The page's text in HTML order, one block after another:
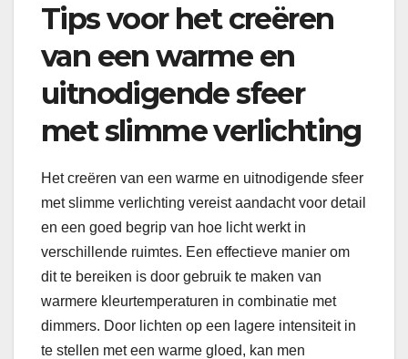
Tips voor het creëren
van een warme en
uitnodigende sfeer
met slimme verlichting
Het creëren van een warme en uitnodigende sfeer
met slimme verlichting vereist aandacht voor detail
en een goed begrip van hoe licht werkt in
verschillende ruimtes. Een effectieve manier om
dit te bereiken is door gebruik te maken van
warmere kleurtemperaturen in combinatie met
dimmers. Door lichten op een lagere intensiteit in
te stellen met een warme gloed, kan men